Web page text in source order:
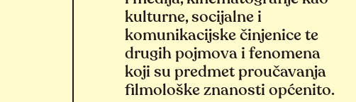
kulturne, socijalne i
komunikacijske činjenice te
drugih pojmova i fenomena
koji su predmet proučavanja
filmološke znanosti općenito.